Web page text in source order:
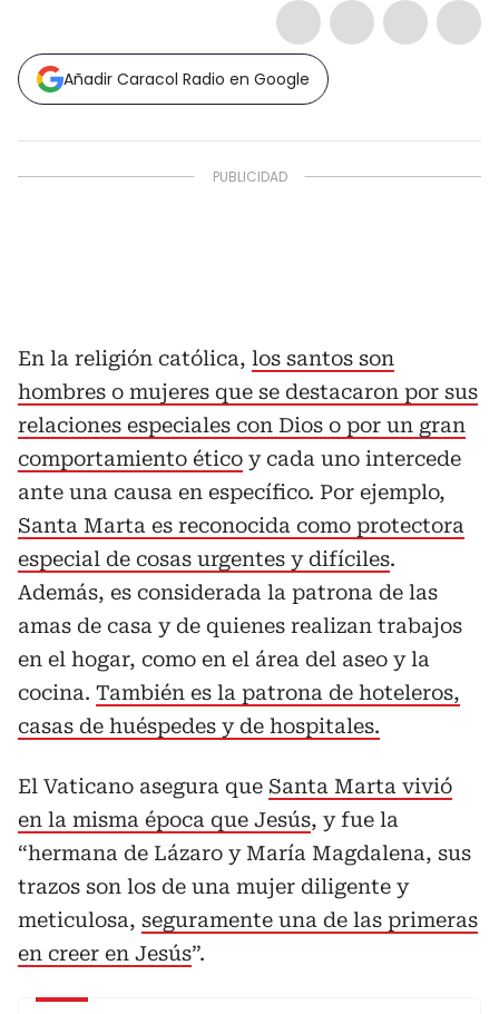
Añadir Caracol Radio en Google
En la religión católica, los santos son
hombres o mujeres que se destacaron por sus
relaciones especiales con Dios o por un gran
comportamiento ético y cada uno intercede
ante una causa en específico. Por ejemplo,
Santa Marta es reconocida como protectora
especial de cosas urgentes y difíciles.
Además, es considerada la patrona de las
amas de casa y de quienes realizan trabajos
en el hogar, como en el área del aseo y la
cocina. También es la patrona de hoteleros,
casas de huéspedes y de hospitales.
El Vaticano asegura que Santa Marta vivió
en la misma época que Jesús, y fue la
“hermana de Lázaro y María Magdalena, sus
trazos son los de una mujer diligente y
meticulosa, seguramente una de las primeras
en creer en Jesús”.